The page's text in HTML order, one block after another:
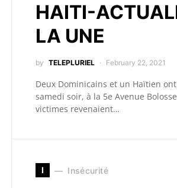
HAITI-
LA UNE
by TELEPLURIEL February 22, 2021
Deux Dominicains et un Haïtien
samedi soir, à la 5e Avenue
victimes revenaient…
I Insécurité